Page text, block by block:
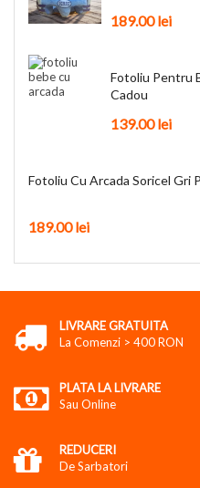
189.00lei
Fotoliu Pentru
Cadou
139.00lei
Fotoliu Cu Arcada Soricel Gri
189.00lei
LIVRARE GRATUITA
La Comenzi > 400 RON
PLATA LA LIVRARE
Sau Online
REDUCERI
De Sarbatori